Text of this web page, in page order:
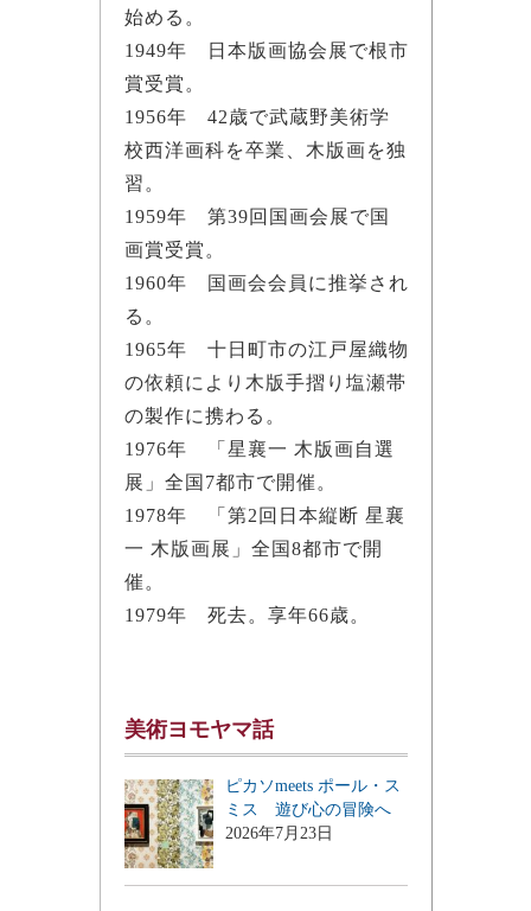
始める。
1949年 日本版画協会展で根市
賞受賞。
1956年 42歳で武蔵野美術学
校西洋画科を卒業、木版画を独
習。
1959年 第39回国画会展で国
画賞受賞。
1960年 国画会会員に推挙され
る。
1965年 十日町市の江戸屋織物
の依頼により木版手摺り塩瀬帯
の製作に携わる。
1976年 「星襄一 木版画自選
展」全国7都市で開催。
1978年 「第2回日本縦断 星襄
一 木版画展」全国8都市で開
催。
1979年 死去。享年66歳。
美術ヨモヤマ話
ピカソmeets ポール・ス
ミス 遊び心の冒険へ
2026年7月23日